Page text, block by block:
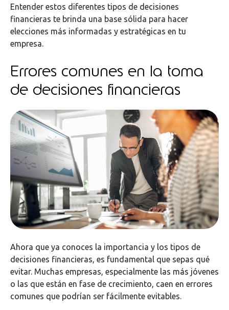
Entender estos diferentes tipos de decisiones
financieras te brinda una base sólida para hacer
elecciones más informadas y estratégicas en tu
empresa.
Errores comunes en la toma
de decisiones financieras
Ahora que ya conoces la importancia y los tipos de
decisiones financieras, es fundamental que sepas qué
evitar. Muchas empresas, especialmente las más jóvenes
o las que están en fase de crecimiento, caen en errores
comunes que podrían ser fácilmente evitables.